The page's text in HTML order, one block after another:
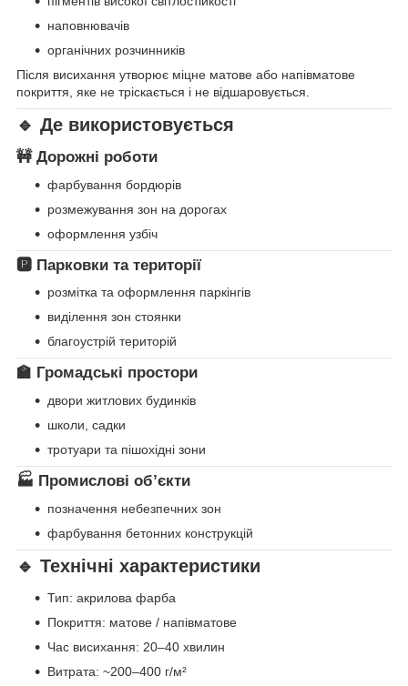
наповнювачів
органічних розчинників
Після висихання утворює міцне матове або напівматове
покриття, яке не тріскається і не відшаровується.
🔹 Де використовується
🚧 Дорожні роботи
фарбування бордюрів
розмежування зон на дорогах
оформлення узбіч
🅿️ Парковки та території
розмітка та оформлення паркінгів
виділення зон стоянки
благоустрій територій
🏫 Громадські простори
двори житлових будинків
школи, садки
тротуари та пішохідні зони
🏭 Промислові об’єкти
позначення небезпечних зон
фарбування бетонних конструкцій
🔹 Технічні характеристики
Тип: акрилова фарба
Покриття: матове / напівматове
Час висихання: 20–40 хвилин
Витрата: ~200–400 г/м²